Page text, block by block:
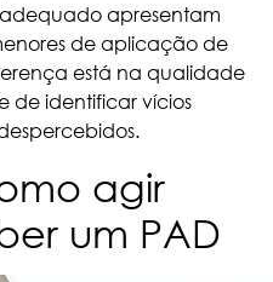
apresentam
de aplicação de
está na qualidade
identificar vícios
agir
um PAD